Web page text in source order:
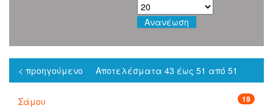
Αποτελέσματα 43 έως 51 από 51
< προηγούμενο
Σάμου 19